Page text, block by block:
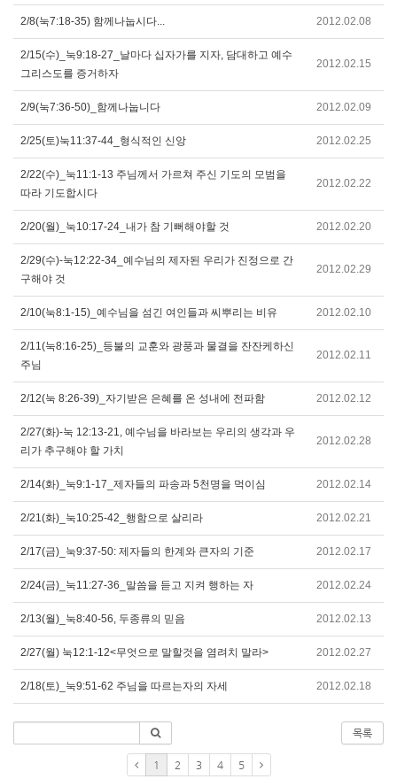
2/8(눅7:18-35) 함께나눕시다... 2012.02.08
2/15(수)_눅9:18-27_날마다 십자가를 지자, 담대하고 예수
그리스도를 증거하자
2012.02.15
2/9(눅7:36-50)_함께나눕니다 2012.02.09
2/25(토)눅11:37-44_형식적인 신앙 2012.02.25
2/22(수)_눅11:1-13 주님께서 가르쳐 주신 기도의 모범을
따라 기도합시다
2012.02.22
2/20(월)_눅10:17-24_내가 참 기뻐해야할 것 2012.02.20
2/29(수)-눅12:22-34_예수님의 제자된 우리가 진정으로 간
구해야 것
2012.02.29
2/10(눅8:1-15)_예수님을 섬긴 여인들과 씨뿌리는 비유 2012.02.10
2/11(눅8:16-25)_등불의 교훈와 광풍과 물결을 잔잔케하신
주님
2012.02.11
2/12(눅 8:26-39)_자기받은 은혜를 온 성내에 전파함 2012.02.12
2/27(화)-눅 12:13-21, 예수님을 바라보는 우리의 생각과 우
리가 추구해야 할 가치
2012.02.28
2/14(화)_눅9:1-17_제자들의 파송과 5천명을 먹이심 2012.02.14
2/21(화)_눅10:25-42_행함으로 살리라 2012.02.21
2/17(금)_눅9:37-50: 제자들의 한계와 큰자의 기준 2012.02.17
2/24(금)_눅11:27-36_말씀을 듣고 지켜 행하는 자 2012.02.24
2/13(월)_눅8:40-56, 두종류의 믿음 2012.02.13
2/27(월) 눅12:1-12<무엇으로 말할것을 염려치 말라> 2012.02.27
2/18(토)_눅9:51-62 주님을 따르는자의 자세 2012.02.18
목록
1 2 3 4 5